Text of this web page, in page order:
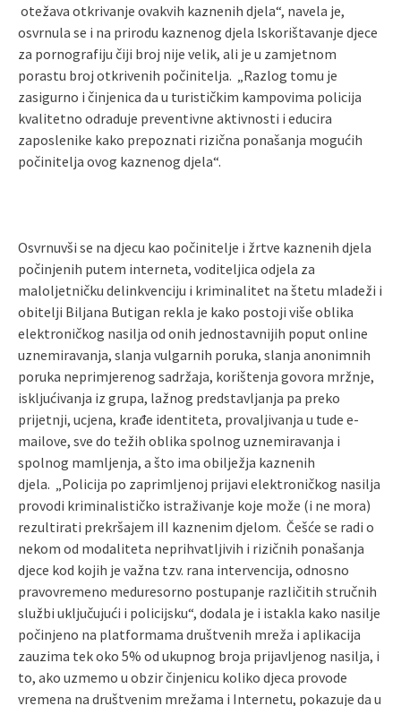
otežava otkrivanje ovakvih kaznenih djela“, navela je,
osvrnula se i na prirodu kaznenog djela lskorištavanje djece
za pornografiju čiji broj nije velik, ali je u zamjetnom
porastu broj otkrivenih počinitelja. „Razlog tomu je
zasigurno i činjenica da u turističkim kampovima policija
kvalitetno odraduje preventivne aktivnosti i educira
zaposlenike kako prepoznati rizična ponašanja mogućih
počinitelja ovog kaznenog djela“.
Osvrnuvši se na djecu kao počinitelje i žrtve kaznenih djela
počinjenih putem interneta, voditeljica odjela za
maloljetničku delinkvenciju i kriminalitet na štetu mladeži i
obitelji Biljana Butigan rekla je kako postoji više oblika
elektroničkog nasilja od onih jednostavnijih poput online
uznemiravanja, slanja vulgarnih poruka, slanja anonimnih
poruka neprimjerenog sadržaja, korištenja govora mržnje,
iskljućivanja iz grupa, lažnog predstavljanja pa preko
prijetnji, ucjena, krađe identiteta, provaljivanja u tude e-
mailove, sve do težih oblika spolnog uznemiravanja i
spolnog mamljenja, a što ima obilježja kaznenih
djela. „Policija po zaprimljenoj prijavi elektroničkog nasilja
provodi kriminalističko istraživanje koje može (i ne mora)
rezultirati prekršajem iII kaznenim djelom. Češće se radi o
nekom od modaliteta neprihvatljivih i rizičnih ponašanja
djece kod kojih je važna tzv. rana intervencija, odnosno
pravovremeno meduresorno postupanje različitih stručnih
službi uključujući i policijsku“, dodala je i istakla kako nasilje
počinjeno na platformama društvenih mreža i aplikacija
zauzima tek oko 5% od ukupnog broja prijavljenog nasilja, i
to, ako uzmemo u obzir činjenicu koliko djeca provode
vremena na društvenim mrežama i Internetu, pokazuje da u